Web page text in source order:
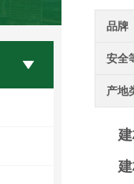
品牌
安全
产地